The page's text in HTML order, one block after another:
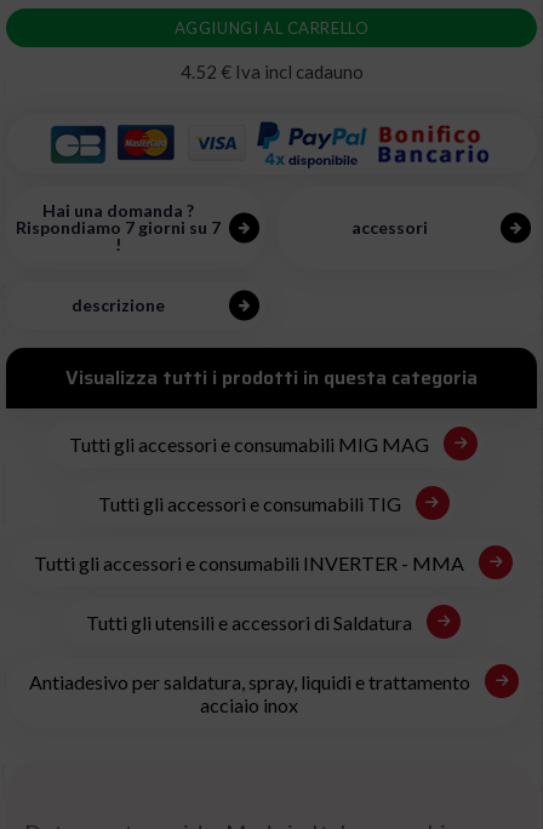
AGGIUNGI AL CARRELLO
4.52 € Iva incl cadauno
Hai una domanda ?
Rispondiamo 7 giorni su 7
!
accessori
descrizione
Visualizza tutti i prodotti in questa categoria
Tutti gli accessori e consumabili MIG MAG
Tutti gli accessori e consumabili TIG
Tutti gli accessori e consumabili INVERTER - MMA
Tutti gli utensili e accessori di Saldatura
Antiadesivo per saldatura, spray, liquidi e trattamento
acciaio inox